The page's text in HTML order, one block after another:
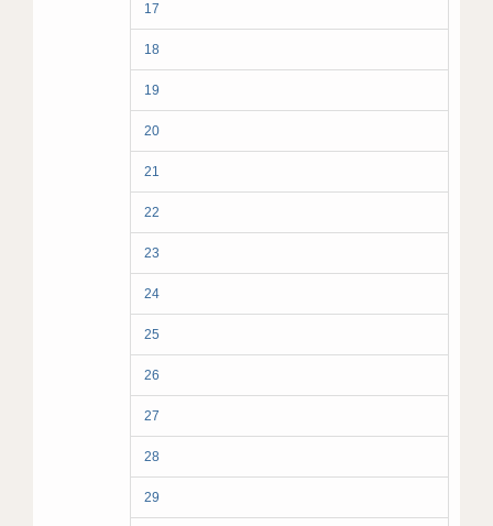
17
18
19
20
21
22
23
24
25
26
27
28
29